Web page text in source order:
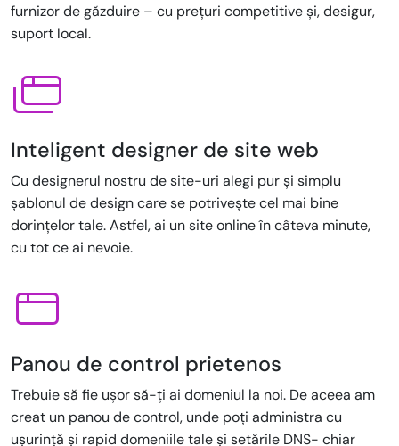
furnizor de găzduire – cu prețuri competitive și, desigur,
suport local.
Inteligent designer de site web
Cu designerul nostru de site-uri alegi pur și simplu
șablonul de design care se potrivește cel mai bine
dorințelor tale. Astfel, ai un site online în câteva minute,
cu tot ce ai nevoie.
Panou de control prietenos
Trebuie să fie ușor să-ți ai domeniul la noi. De aceea am
creat un panou de control, unde poți administra cu
ușurință și rapid domeniile tale și setările DNS- chiar